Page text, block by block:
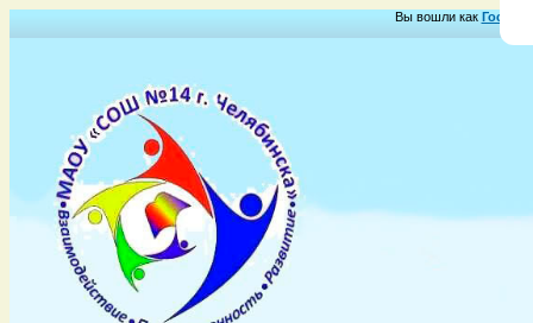
Вы вошли как Гость